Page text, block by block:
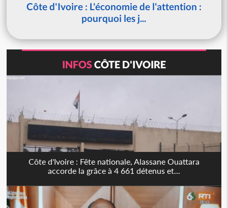
Côte d'Ivoire : L'économie de l'attention :
pourquoi les j...
INFOSCÔTE D'IVOIRE
Côte d'Ivoire : Fête nationale, Alassane Ouattara
accorde la grâce à 4 661 détenus et...